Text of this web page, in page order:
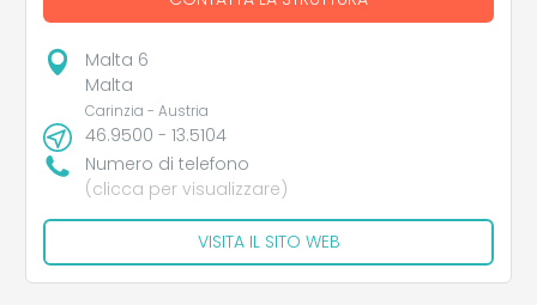
Malta 6
Malta
Carinzia - Austria
46.9500 - 13.5104
Numero di telefono
(clicca per visualizzare)
VISITA IL SITO WEB